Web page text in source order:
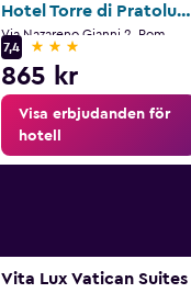
Hotel Torre di Pratolungo
Via Nazareno Gianni 2, Rom
7,4
3 stjärnor
865 kr
Visa erbjudanden för
hotell
Vita Lux Vatican Suites